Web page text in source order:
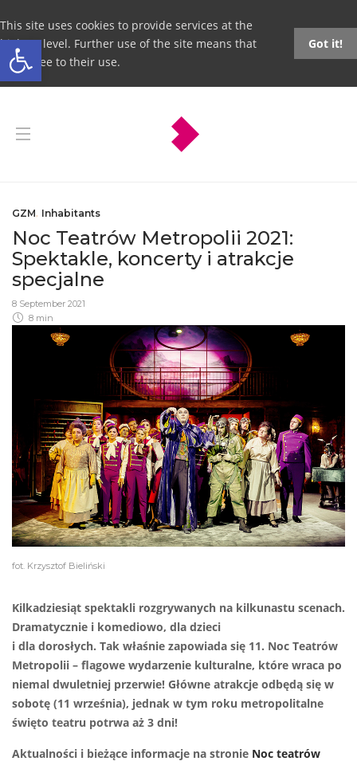
Open toolbar
This site uses cookies to provide services at the
highest level. Further use of the site means that
you agree to their use.
Got it!
GZM, Inhabitants
Noc Teatrów Metropolii 2021:
Spektakle, koncerty i atrakcje
specjalne
8 September 2021
8 min
fot. Krzysztof Bieliński
Kilkadziesiąt spektakli rozgrywanych na kilkunastu scenach.
Dramatycznie i komediowo, dla dzieci
i dla dorosłych. Tak właśnie zapowiada się 11. Noc Teatrów
Metropolii – flagowe wydarzenie kulturalne, które wraca po
niemal dwuletniej przerwie! Główne atrakcje odbędą się w
sobotę (11 września), jednak w tym roku metropolitalne
święto teatru potrwa aż 3 dni!
Aktualności i bieżące informacje na stronie Noc teatrów